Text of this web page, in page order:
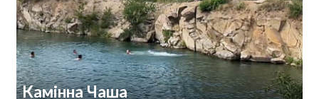
Камінна Чаша